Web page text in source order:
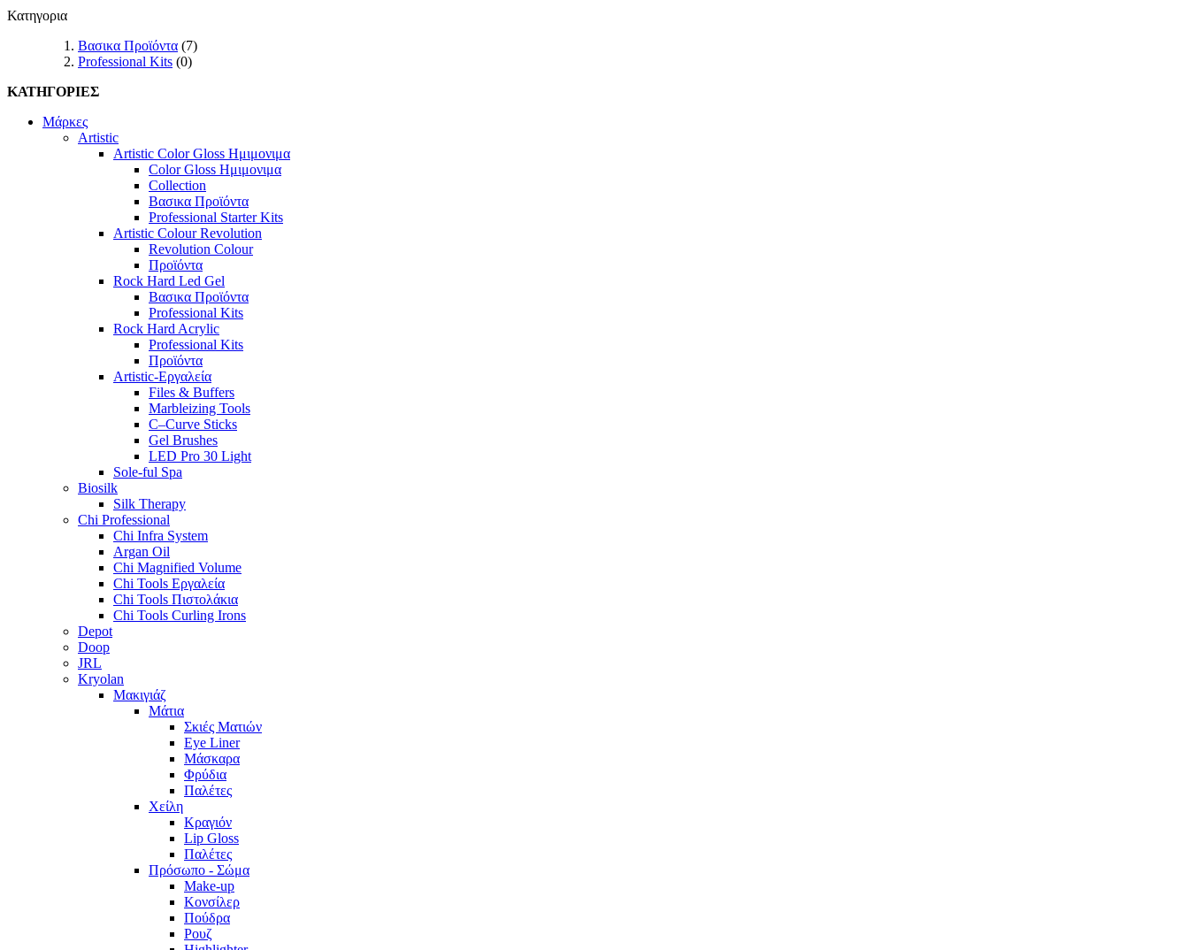
Κατηγορια
Βασικα Προϊόντα (7)
Professional Kits (0)
ΚΑΤΗΓΟΡΙΕΣ
Μάρκες
Artistic
Artistic Color Gloss Ημιμονιμα
Color Gloss Ημιμονιμα
Collection
Βασικα Προϊόντα
Professional Starter Kits
Artistic Colour Revolution
Revolution Colour
Προϊόντα
Rock Hard Led Gel
Βασικα Προϊόντα
Professional Kits
Rock Hard Acrylic
Professional Kits
Προϊόντα
Artistic-Εργαλεία
Files & Buffers
Marbleizing Tools
C–Curve Sticks
Gel Brushes
LED Pro 30 Light
Sole-ful Spa
Biosilk
Silk Therapy
Chi Professional
Chi Infra System
Argan Oil
Chi Magnified Volume
Chi Tools Εργαλεία
Chi Tools Πιστολάκια
Chi Tools Curling Irons
Depot
Doop
JRL
Kryolan
Μακιγιάζ
Μάτια
Σκιές Ματιών
Eye Liner
Μάσκαρα
Φρύδια
Παλέτες
Χείλη
Κραγιόν
Lip Gloss
Παλέτες
Πρόσωπο - Σώμα
Make-up
Κονσίλερ
Πούδρα
Ρουζ